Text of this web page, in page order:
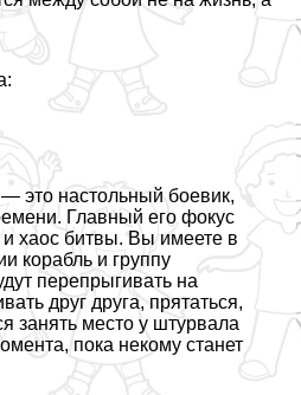
это настольный боевик,
Главный его фокус
хаос битвы. Вы имеете в
корабль и группу
перепрыгивать на
друг друга, прятаться,
занять место у штурвала
пока некому станет